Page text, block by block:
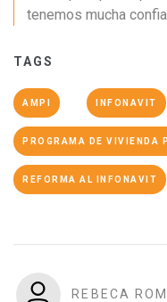
tenemos mucha
TAGS
AMPI INFONAVIT
PROGRAMA DE VIVIENDA
REFORMA AL INFONAVIT
REBECA